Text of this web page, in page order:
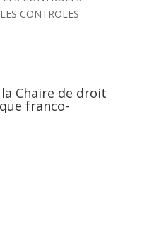
CONTROLES
Chaire de droit
franco-